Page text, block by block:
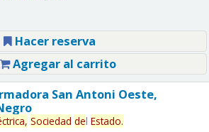
Hacer reserva
Agregar al carrito
San Antoni Oeste,
Sociedad del Estado.